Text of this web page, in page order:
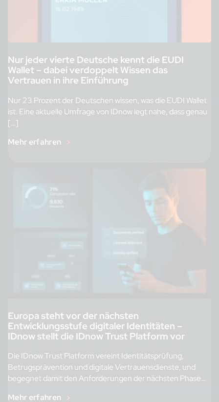
Nur jeder vierte Deutsche kennt die EUDI
Wallet – dabei verdoppelt Wissen das
Vertrauen in ihre Einführung
Nur 23 Prozent der Deutschen wissen, was die EUDI Wallet
ist. Eine aktuelle Umfrage von IDnow legt nahe, dass genau
[…]
Mehr erfahren
Europa steht vor der nächsten
Entwicklungsstufe digitaler Identitäten –
IDnow stellt die IDnow Trust Platform vor
Die IDnow Trust Platform vereint Identitätsprüfung,
Betrugsprävention und digitale Vertrauensdienste, und
begegnet damit den Anforderungen der nächsten Phase
Mehr erfahren